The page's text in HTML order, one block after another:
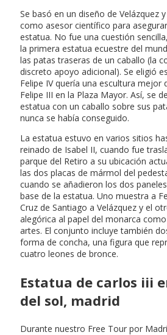
Se basó en un diseño de Velázquez
como asesor científico para
estatua. No fue una cuestión
la primera estatua ecuestre del
las patas traseras de un caballo (la
discreto apoyo adicional). Se eligió
Felipe IV quería una escultura mejor
Felipe III en la Plaza Mayor. Así, se
estatua con un caballo sobre sus
nunca se había conseguido.
La estatua estuvo en varios sitios
reinado de Isabel II, cuando fue
parque del Retiro a su ubicación
las dos placas de mármol del
cuando se añadieron los dos
base de la estatua. Uno muestra a
Cruz de Santiago a Velázquez y el
alegórica al papel del monarca
artes. El conjunto incluye también
forma de concha, una figura que
cuatro leones de bronce.
Estatua de carlos iii
del sol, madrid
Durante nuestro Free Tour por